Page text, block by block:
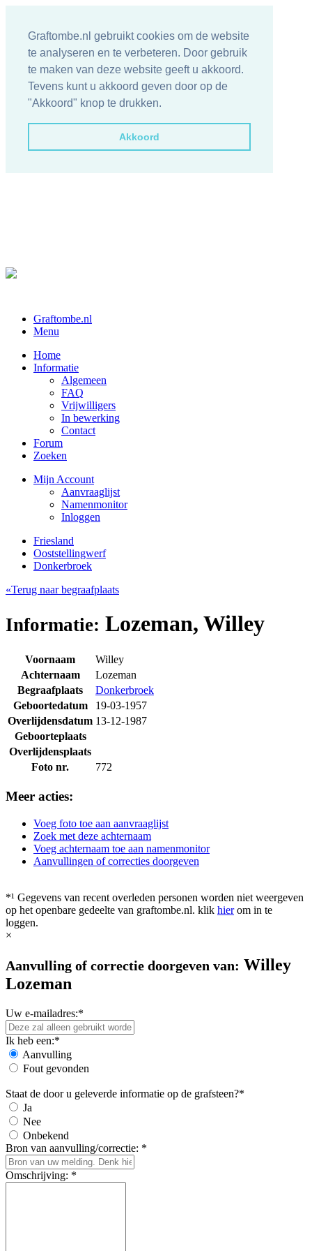
Graftombe.nl gebruikt cookies om de website
te analyseren en te verbeteren. Door gebruik
te maken van deze website geeft u akkoord.
Tevens kunt u akkoord geven door op de
"Akkoord" knop te drukken.
Akkoord
Graftombe.nl
Menu
Home
Informatie
Algemeen
FAQ
Vrijwilligers
In bewerking
Contact
Forum
Zoeken
Mijn Account
Aanvraaglijst
Namenmonitor
Inloggen
Friesland
Ooststellingwerf
Donkerbroek
«Terug naar begraafplaats
Informatie: Lozeman, Willey
Voornaam
Willey
Achternaam
Lozeman
Begraafplaats
Donkerbroek
Geboortedatum
19-03-1957
Overlijdensdatum 13-12-1987
Geboorteplaats
Overlijdensplaats
Foto nr.
772
Meer acties:
Voeg foto toe aan aanvraaglijst
Zoek met deze achternaam
Voeg achternaam toe aan namenmonitor
Aanvullingen of correcties doorgeven
*¹ Gegevens van recent overleden personen worden niet weergeven
op het openbare gedeelte van graftombe.nl. klik hierom in te
loggen.
×
Aanvulling of correctie doorgeven van: Willey
Lozeman
Uw e-mailadres:*
Ik heb een:*
Aanvulling
Fout gevonden
Staat de door u geleverde informatie op de grafsteen?*
Ja
Nee
Onbekend
Bron van aanvulling/correctie: *
Omschrijving: *